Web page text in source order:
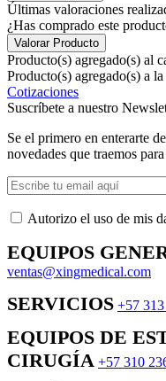
Últimas valoraciones
¿Has comprado este
Valorar Producto
Producto(s) agregado(s) al
Producto(s) agregado(s) a
Cotizaciones
Suscríbete a nuestro
Se el primero en enterarte
novedades que traemos
Autorizo ​​el uso de mis
EQUIPOS
ventas@xingmedical.com
SERVICIOS +57
EQUIPOS DE
CIRUGÍA +57 310